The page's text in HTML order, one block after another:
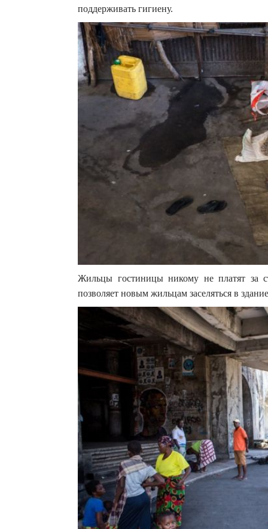
поддерживать гигиену.
Жильцы гостиницы никому не платят за
позволяет новым жильцам заселяться в